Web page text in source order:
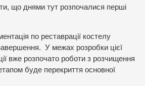
що днями тут розпочалися перші
по реставрації костелу
У межах розробки цієї
вже розпочато роботи з розчищення
буде перекриття основної